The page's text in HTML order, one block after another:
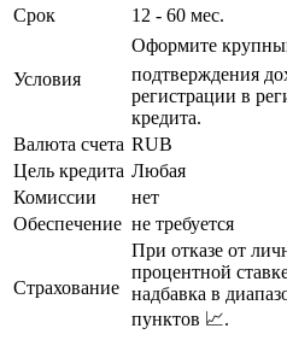
Срок
12 - 60 мес.
Условия
Оформите
подтверждения
регистрации в
кредита.
Валюта счета RUB
Цель кредита Любая
Комиссии
нет
Обеспечение не требуется
Страхование
При отказе от
процентной
надбавка в
пунктов 📈.